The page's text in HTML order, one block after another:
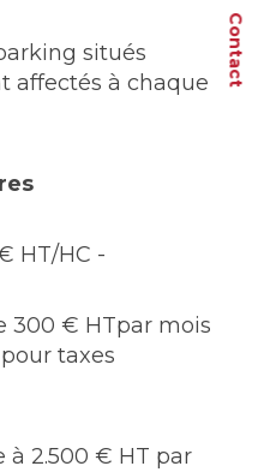
Contact
situés
affectés à chaque
HT/HC -
300 € HTpar mois
taxes
à 2.500 € HT par